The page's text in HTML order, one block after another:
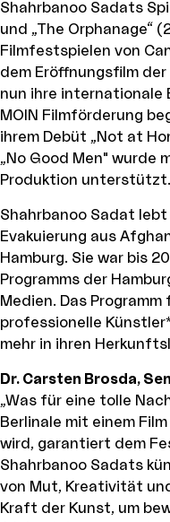
Shahrbanoo Sadats
und „The Orphanage“
Filmfestspielen von
dem Eröffnungsfilm
nun ihre internationale
MOIN Filmförderung
ihrem Debüt „Not at
„No Good Men" wurde
Produktion unterstützt.
Shahrbanoo Sadat
Evakuierung aus
Hamburg. Sie war bis
Programms der
Medien. Das
professionelle
mehr in ihren
Dr. Carsten Brosda,
„Was für eine tolle
Berlinale mit einem
wird, garantiert dem
Shahrbanoo Sadats
von Mut, Kreativität
Kraft der Kunst, um